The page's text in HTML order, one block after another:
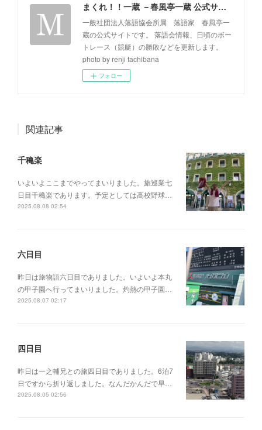
まくれ！！一蔵 －春風亭一蔵 公式サイト－
一般社団法人落語協会所属 落語家 春風亭一
蔵の公式サイトです。 落語会情報、日頃のボー
トレース（競艇）の勝敗などを更新します。
photo by renji tachibana
フォロー
関連記事
千穐楽
いよいよここまでやってまいりました。旅巡業七
日目千穐楽であります。予定としては高校野球…
2025.08.08 02:54
六日目
昨日は旅物語六日目でありました。いよいよ本丸
の甲子園へ行ってまいりました。灼熱の甲子園…
2025.08.07 02:17
四日目
昨日は一之輔兄との旅四日目でありました。6泊7
日ですから折り返しました。なんだかんだで早…
2025.08.05 02:56